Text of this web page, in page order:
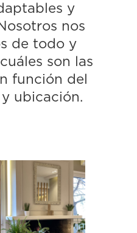
y
nos
de todo y
son las
función del
ubicación.